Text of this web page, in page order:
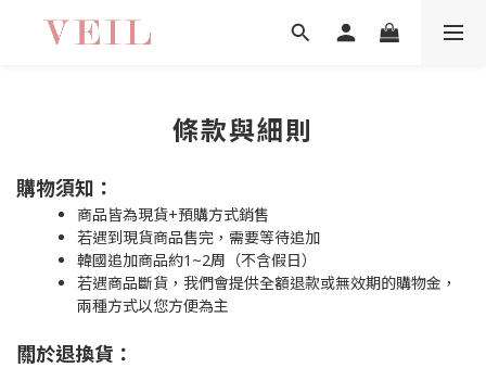
條款與細則
購物須知：
商品皆為現貨+預購方式銷售
若遇到現貨商品售完，需要等待追加
韓國追加商品約1~2周（不含假日）
若遇商品斷貨，我們會提供全額退款或無效期的購物金，
兩種方式以您方便為主
關於退換貨：